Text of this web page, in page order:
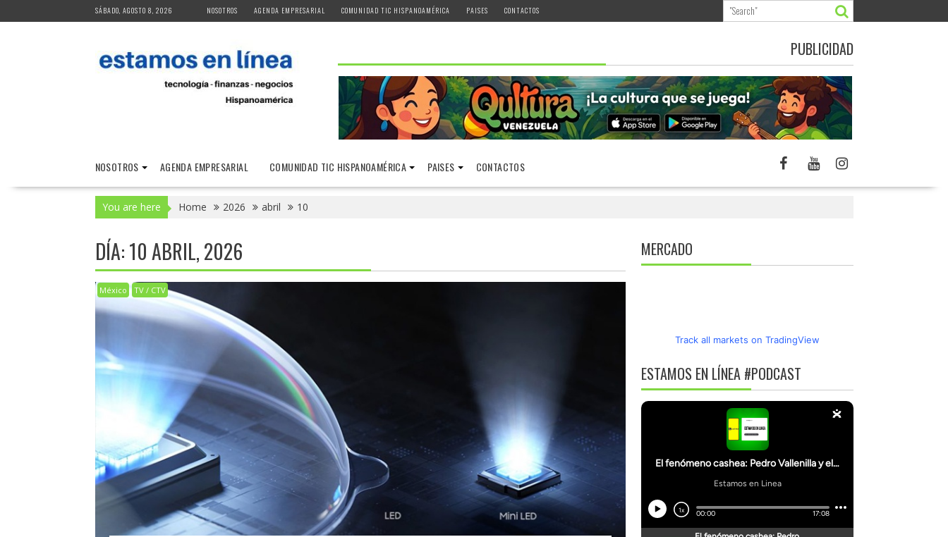
to
SÁBADO, AGOSTO 8, 2026 NOSOTROS AGENDA EMPRESARIAL COMUNIDAD TIC HISPANOAMÉRICA PAISES CONTACTOS
PUBLICIDAD
NOSOTROS AGENDA EMPRESARIAL COMUNIDAD TIC HISPANOAMÉRICA PAISES CONTACTOS
You are here Home 2026 abril 10
DÍA:10 ABRIL, 2026
México TV / CTV
MERCADO
Track all markets on TradingView
ESTAMOS EN LÍNEA #PODCAST